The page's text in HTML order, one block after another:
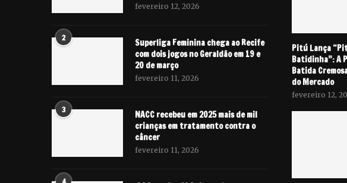
fevereiro 12, 2026
2
Superliga Feminina chega ao Recife
com dois jogos no Geraldão em 19 e
20 de março
fevereiro 11, 2026
3
NACC recebeu em 2025 mais de mil
crianças em tratamento contra o
câncer
fevereiro 11, 2026
Pitú Lança
Batidinha”: A
Batida
do Mercado
fevereiro 12,